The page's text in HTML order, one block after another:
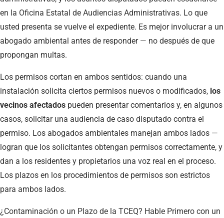
en la Oficina Estatal de Audiencias Administrativas. Lo que
usted presenta se vuelve el expediente. Es mejor involucrar a un
abogado ambiental antes de responder — no después de que
propongan multas.
Los permisos cortan en ambos sentidos: cuando una
instalación solicita ciertos permisos nuevos o modificados, los
vecinos afectados pueden presentar comentarios y, en algunos
casos, solicitar una audiencia de caso disputado contra el
permiso. Los abogados ambientales manejan ambos lados —
logran que los solicitantes obtengan permisos correctamente, y
dan a los residentes y propietarios una voz real en el proceso.
Los plazos en los procedimientos de permisos son estrictos
para ambos lados.
¿Contaminación o un Plazo de la TCEQ? Hable Primero con un